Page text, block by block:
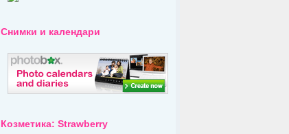
Снимки и календари
Козметика: Strawberry